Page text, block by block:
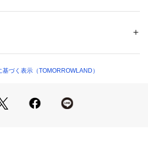
囲気でデイリー使いにおすすめの一着。
は、下記の商品番号をお申し付けくだ
タンブル乾燥不可、自然乾燥、アイロン仕上げ
リーニング可
（モール）
づく表示（TOMORROWLAND）